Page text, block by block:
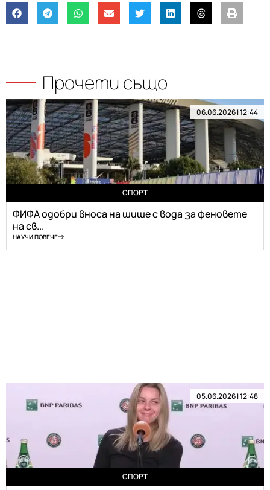
Прочети също
06.06.2026 | 12:44
СПОРТ
ФИФА одобри вноса на шише с вода за феновете
на св...
НАУЧИ ПОВЕЧЕ
05.06.2026 | 12:48
СПОРТ